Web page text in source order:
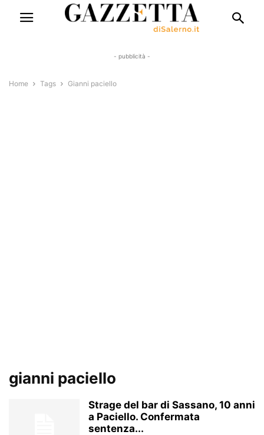
- pubblicità -
Home Tags Gianni paciello
gianni paciello
Strage del bar di Sassano, 10 anni
a Paciello. Confermata
sentenza...